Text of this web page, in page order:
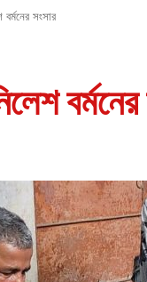
সংসার